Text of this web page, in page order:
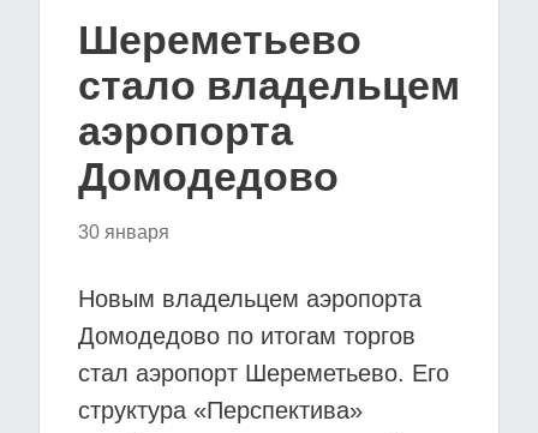
Шереметьево
стало владельцем
аэропорта
Домодедово
30 января
Новым владельцем аэропорта
Домодедово по итогам торгов
стал аэропорт Шереметьево. Его
структура «Перспектива»